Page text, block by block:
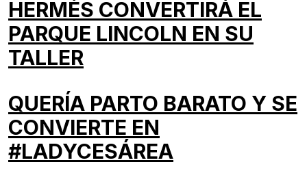
HERMÈS CONVERTIRÁ EL
PARQUE LINCOLN EN SU
TALLER
QUERÍA PARTO BARATO Y SE
CONVIERTE EN
#LADYCESÁREA